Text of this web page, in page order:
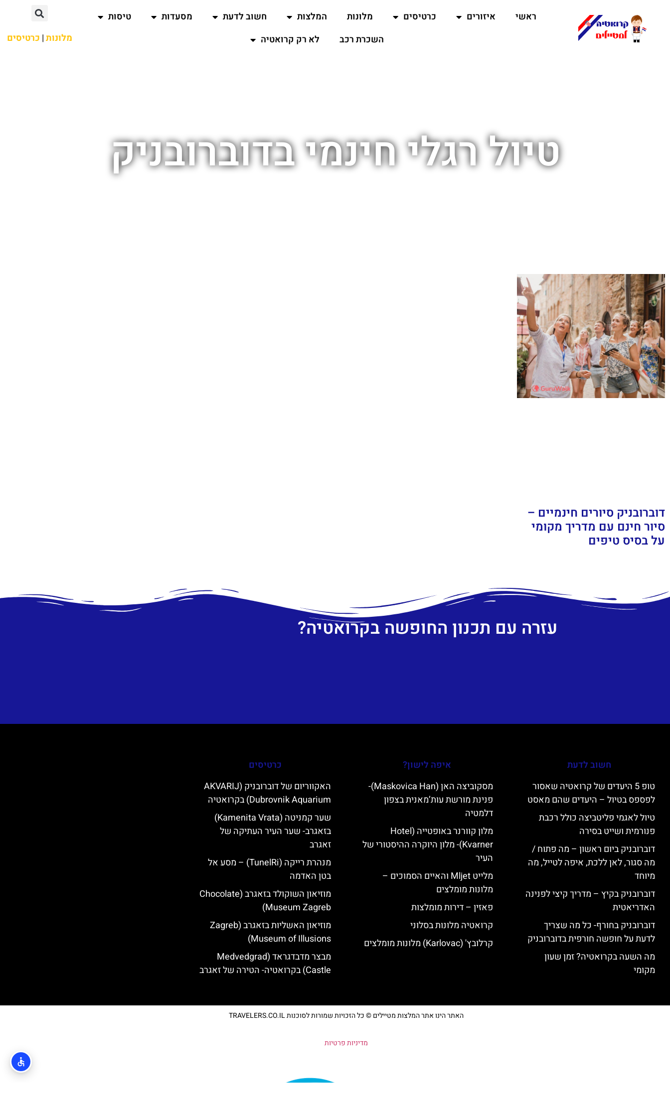
ראשי איזורים כרטיסים מלונות המלצות חשוב לדעת מסעדות
טיסות
השכרת רכב
לא רק קרואטיה מלונות| כרטיסים
טיול רגלי חינמי בדוברובניק
דוברובניק סיורים חינמיים –
סיור חינם עם מדריך מקומי
על בסיס טיפים
עזרה עם תכנון החופשה בקרואטיה?
חשוב לדעת
טופ 5 היעדים של קרואטיה שאסור
לפספס בטיול – היעדים שהם מאסט
טיול לאגמי פליטביצה כולל רכבת
פנורמית ושייט בסירה
דוברובניק ביום ראשון – מה פתוח /
מה סגור, לאן ללכת, איפה לטייל, מה
מיוחד
דוברובניק בקיץ – מדריך קיצי לפנינה
האדריאטית
דוברובניק בחורף- כל מה שצריך
לדעת על חופשה חורפית בדוברובניק
מה השעה בקרואטיה? זמן שעון
מקומי
איפה לישון?
מסקוביצה האן (Maskovica Han)-
פנינת מורשת עות’מאנית בצפון
דלמטיה
מלון קוורנר באופטייה (Hotel
Kvarner)- מלון היוקרה ההיסטורי של
העיר
מלייט Mljet והאיים הסמוכים –
מלונות מומלצים
פאזין – דירות מומלצות
קרואטיה מלונות בסלוני
קרלובץ' (Karlovac) מלונות מומלצים
כרטיסים
האקווריום של דוברובניק (AKVARIJ
Dubrovnik Aquarium) בקרואטיה
שער קמניטה (Kamenita Vrata)
בזאגרב- שער העיר העתיקה של
זאגרב
מנהרת רייקה (TunelRi) – מסע אל
בטן האדמה
מוזיאון השוקולד בזאגרב (Chocolate
Museum Zagreb)
מוזיאון האשליות בזאגרב (Zagreb
Museum of Illusions)
מבצר מדבדגראד (Medvedgrad
Castle) בקרואטיה- הטירה של זאגרב
האתר הינו אתר המלצות מטיילים © כל הזכויות שמורות לסוכנות TRAVELERS.CO.IL
מדיניות פרטיות